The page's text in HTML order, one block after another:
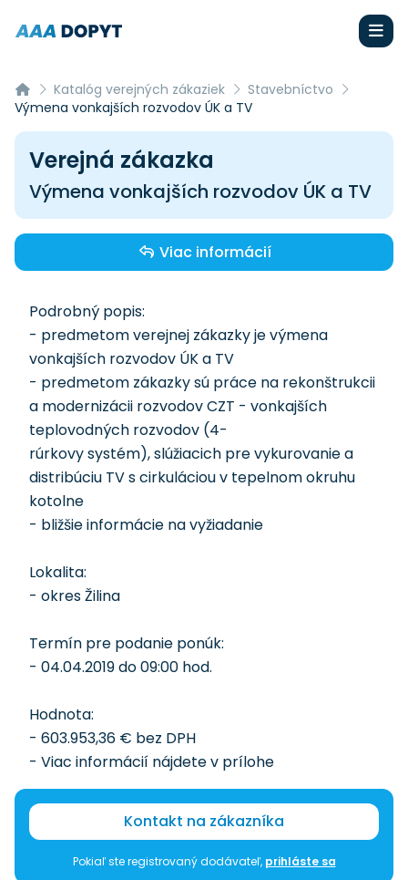
Katalóg verejných zákaziek
Stavebníctvo
Výmena vonkajších rozvodov ÚK a TV
Verejná zákazka
Výmena vonkajších rozvodov ÚK a TV
Viac informácií
Podrobný popis:
- predmetom verejnej zákazky je výmena
vonkajších rozvodov ÚK a TV
- predmetom zákazky sú práce na rekonštrukcii
a modernizácii rozvodov CZT - vonkajších
teplovodných rozvodov (4-
rúrkovy systém), slúžiacich pre vykurovanie a
distribúciu TV s cirkuláciou v tepelnom okruhu
kotolne
- bližšie informácie na vyžiadanie
Lokalita:
- okres Žilina
Termín pre podanie ponúk:
- 04.04.2019 do 09:00 hod.
Hodnota:
- 603.953,36 € bez DPH
- Viac informácií nájdete v prílohe
Kontakt na zákazníka
Pokiaľ ste registrovaný dodávateľ, prihláste sa